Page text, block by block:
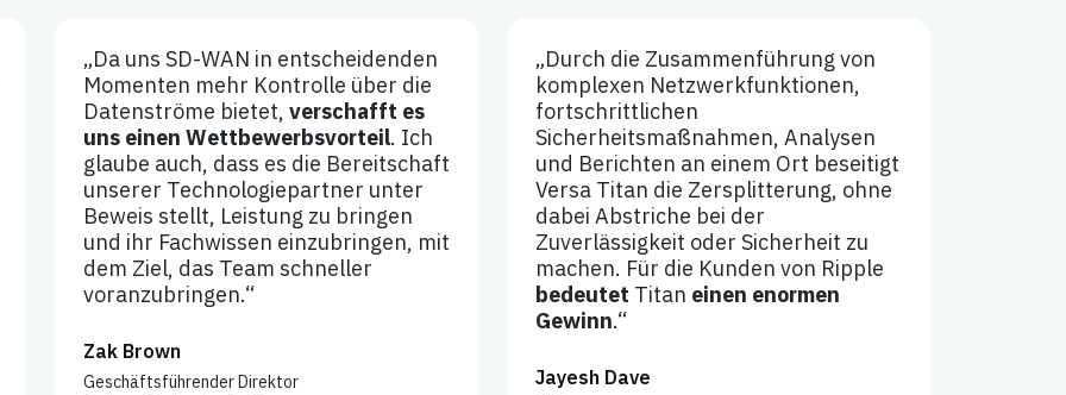
„Da uns SD-WAN in entscheidenden
Momenten mehr Kontrolle über die
Datenströme bietet, verschafft es
uns einen Wettbewerbsvorteil. Ich
glaube auch, dass es die Bereitschaft
unserer Technologiepartner unter
Beweis stellt, Leistung zu bringen
und ihr Fachwissen einzubringen, mit
dem Ziel, das Team schneller
voranzubringen.“
Zak Brown
Geschäftsführender Direktor
„Durch die Zusammenführung von
komplexen Netzwerkfunktionen,
fortschrittlichen
Sicherheitsmaßnahmen, Analysen
und Berichten an einem Ort beseitigt
Versa Titan die Zersplitterung, ohne
dabei Abstriche bei der
Zuverlässigkeit oder Sicherheit zu
machen. Für die Kunden von Ripple
bedeutet Titan einen enormen
Gewinn.“
Jayesh Dave